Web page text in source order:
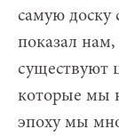
самую
показал
существуют
которые мы
эпоху мы